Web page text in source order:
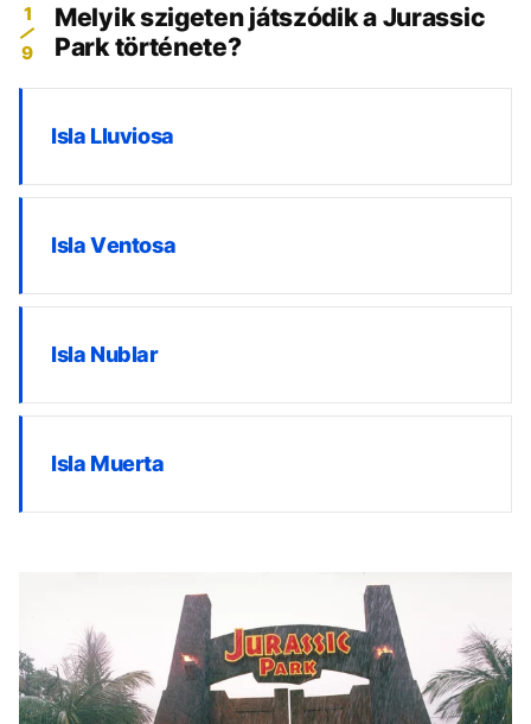
1
9
Melyik szigeten játszódik a Jurassic
Park története?
Isla Lluviosa
Isla Ventosa
Isla Nublar
Isla Muerta